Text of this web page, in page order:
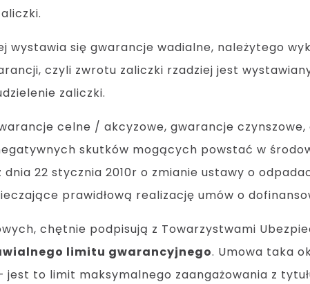
się gwarancje wadialne, należytego
czyli zwrotu zaliczki rzadziej jest
zaliczki.
celne / akcyzowe, gwarancje
skutków mogących powstać w
22 stycznia 2010r o zmianie ustawy o
prawidłową realizację umów o
chętnie podpisują z Towarzystwami
limitu gwarancyjnego. Umowa taka
to limit maksymalnego zaangażowania z